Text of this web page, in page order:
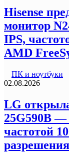
Hisense
монитор
IPS,
AMD
ПК и ноутбуки
02.08.2026
LG
25G590B —
частотой
разрешения